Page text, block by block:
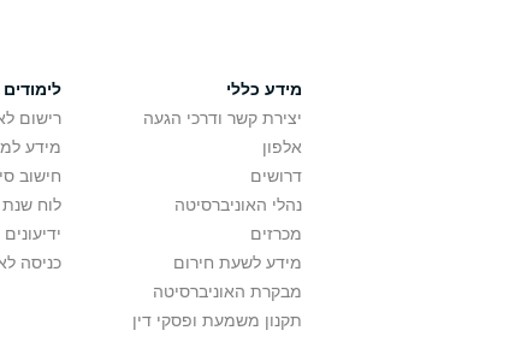
מידע כללי
יצירת קשר ודרכי הגעה
אלפון
דרושים
נהלי האוניברסיטה
מכרזים
מידע לשעת חירום
מבקרת האוניברסיטה
תקנון משמעת ופסקי דין
לימודים
רישום
מידע
חישוב
לוח שנת
ידיעונים
כניסה